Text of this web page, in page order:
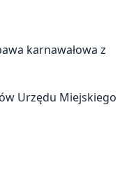
karnawałowa z
Urzędu Miejskiego